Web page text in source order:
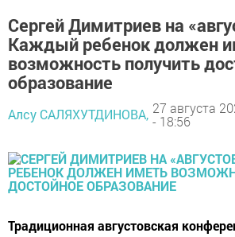
Сергей Димитриев на
Каждый ребенок должен
возможность получить
образование
Алсу САЛЯХУТДИНОВА, 27 августа
- 18:56
Традиционная августовская